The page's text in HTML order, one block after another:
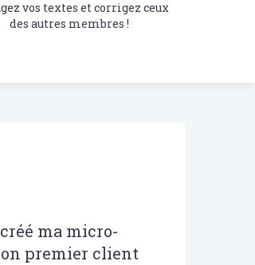
vos textes et corrigez ceux
des autres membres !
ma micro-
premier client